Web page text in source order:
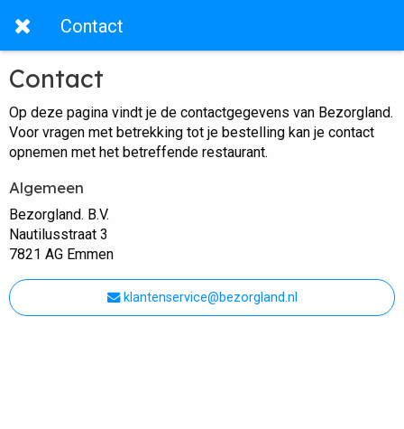
Contact
Contact
Op deze pagina vindt je de contactgegevens van Bezorgland.
Voor vragen met betrekking tot je bestelling kan je contact
opnemen met het betreffende restaurant.
Algemeen
Bezorgland. B.V.
Nautilusstraat 3
7821 AG Emmen
klantenservice@bezorgland.nl